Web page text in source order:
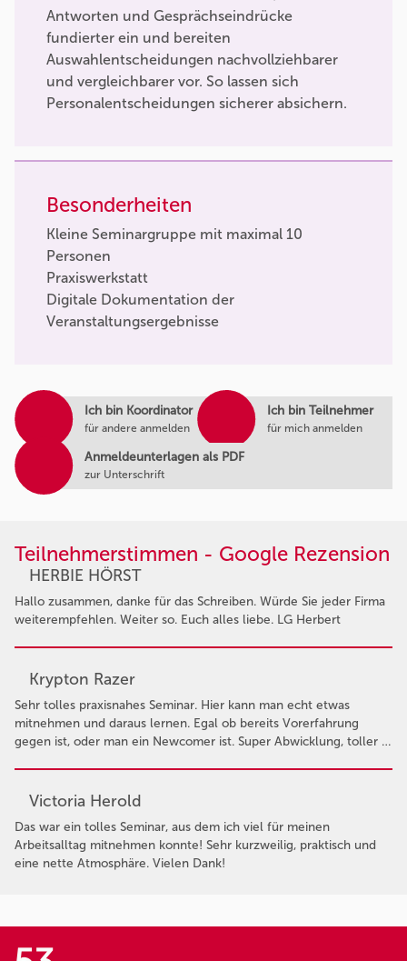
Ich bin Koordinator
für andere anmelden
Ich bin Teilnehmer
für mich anmelden
Anmeldeunterlagen als PDF
zur Unterschrift
Antworten und Gesprächseindrücke
fundierter ein und bereiten
Auswahlentscheidungen nachvollziehbarer
und vergleichbarer vor. So lassen sich
Personalentscheidungen sicherer absichern.
Besonderheiten
Kleine Seminargruppe mit maximal 10
Personen
Praxiswerkstatt
Digitale Dokumentation der
Veranstaltungsergebnisse
Teilnehmerstimmen - Google Rezension
HERBIE HÖRST
Hallo zusammen, danke für das Schreiben. Würde Sie jeder Firma
weiterempfehlen. Weiter so. Euch alles liebe. LG Herbert
Krypton Razer
Sehr tolles praxisnahes Seminar. Hier kann man echt etwas
mitnehmen und daraus lernen. Egal ob bereits Vorerfahrung
gegen ist, oder man ein Newcomer ist. Super Abwicklung, toller …
Victoria Herold
Das war ein tolles Seminar, aus dem ich viel für meinen
Arbeitsalltag mitnehmen konnte! Sehr kurzweilig, praktisch und
eine nette Atmosphäre. Vielen Dank!